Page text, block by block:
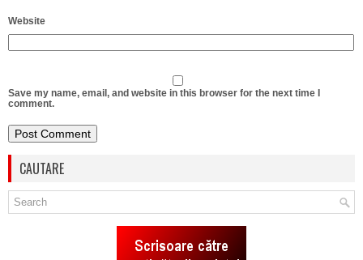
Website
Save my name, email, and website in this browser for the next time I
comment.
CAUTARE